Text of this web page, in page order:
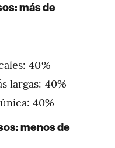
más de
40%
largas: 40%
40%
menos de